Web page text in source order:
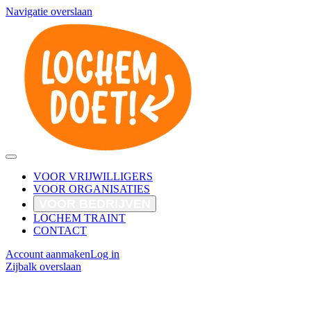
Navigatie overslaan
VOOR VRIJWILLIGERS
VOOR ORGANISATIES
LOCHEM TRAINT
CONTACT
Account aanmakenLog in
Zijbalk overslaan